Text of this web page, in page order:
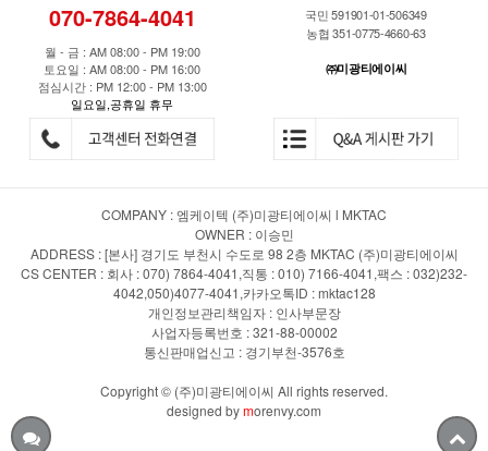
070-7864-4041
월 - 금 : AM 08:00 - PM 19:00
토요일 : AM 08:00 - PM 16:00
점심시간 : PM 12:00 - PM 13:00
일요일,공휴일 휴무
국민 591901-01-506349
농협 351-0775-4660-63
㈜미광티에이씨
COMPANY : 엠케이텍 (주)미광티에이씨 l MKTAC
OWNER : 이승민
ADDRESS : [본사] 경기도 부천시 수도로 98 2층 MKTAC (주)미광티에이씨
CS CENTER : 회사 : 070) 7864-4041,직통 : 010) 7166-4041,팩스 : 032)232-
4042,050)4077-4041,카카오톡ID : mktac128
개인정보관리책임자 : 인사부문장
사업자등록번호 : 321-88-00002
통신판매업신고 : 경기부천-3576호
Copyright © (주)미광티에이씨 All rights reserved.
designed bymorenvy.com